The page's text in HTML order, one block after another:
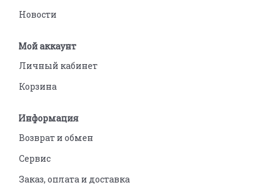
Новости
Мой аккаунт
Личный кабинет
Корзина
Информация
Возврат и обмен
Сервис
Заказ, оплата и доставка